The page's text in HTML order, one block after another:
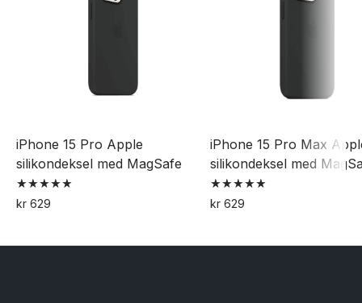
iPhone 15 Pro Apple
silikondeksel med MagSafe
Vurdert
5.00
kr 629
produktet
iPhone 15 Pro Max
silikondeksel med
Vurdert
5.00
kr629
produktet